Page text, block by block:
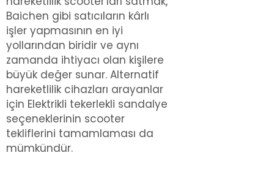
Baichen gibi satıcıların kârlı
işler yapmasının en iyi
yollarından biridir ve aynı
zamanda ihtiyacı olan kişilere
büyük değer sunar. Alternatif
hareketlilik cihazları arayanlar
için Elektrikli tekerlekli sandalye
seçeneklerinin scooter
tekliflerini tamamlaması da
mümkündür.